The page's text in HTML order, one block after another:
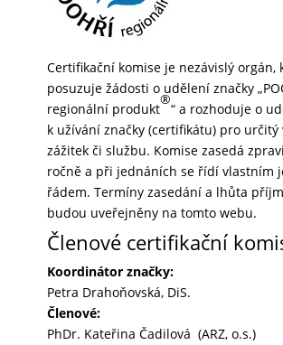
Certifikační komise je nezávislý orgán,
posuzuje žádosti o udělení značky
regionální produkt
®
“ a rozhoduje o
k užívání značky (certifikátu) pro určitý
zážitek či službu. Komise zasedá
ročně a při jednáních se řídí vlastním
řádem. Termíny zasedání a lhůta
budou uveřejněny na tomto webu.
Členové certifikační
Koordinátor značky:
Petra Drahoňovská, DiS.
Členové:
PhDr. Kateřina Čadilová (ARZ, o.s.)